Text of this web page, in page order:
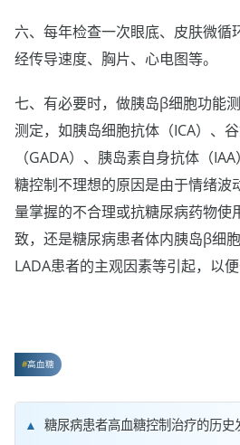
六、每年检查一次眼底、皮肤微循
经传导速度、胸片、心电图等。
七、有必要时，做胰岛β细胞功能
测定，如胰岛细胞抗体（ICA）、
（GADA）、胰岛素自身抗体（
糖控制不理想的原因是由于情绪波
量掌握的不合理或抗糖尿病药物使
致，还是糖尿病患者体内胰岛β细
LADA患者的主观因素等引起，以
高血糖
糖尿病患者高血糖控制治疗的历史